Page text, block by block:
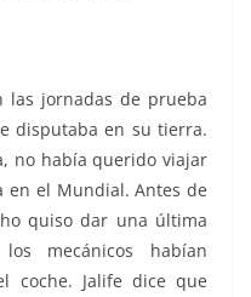
las jornadas de prueba
disputaba en su tierra.
no había querido viajar
en el Mundial. Antes de
quiso dar una última
mecánicos habían
coche. Jalife dice que